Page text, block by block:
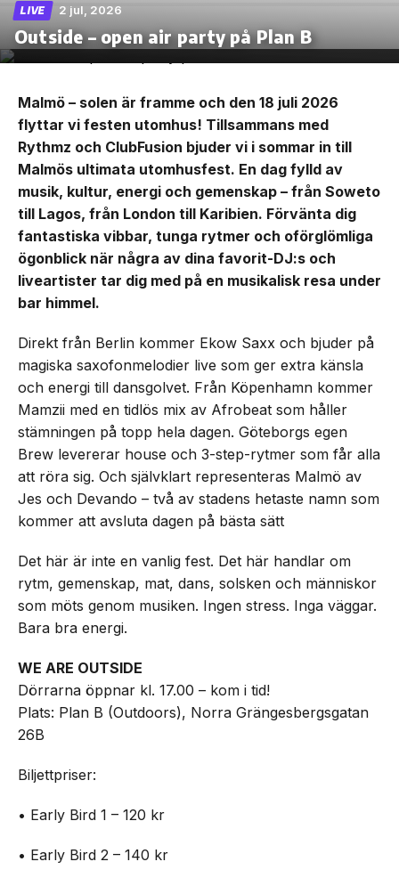
LIVE 2 jul, 2026
Outside – open air party på Plan B
Malmö – solen är framme och den 18 juli 2026
flyttar vi festen utomhus! Tillsammans med
Rythmz och ClubFusion bjuder vi i sommar in till
Malmös ultimata utomhusfest. En dag fylld av
musik, kultur, energi och gemenskap – från Soweto
till Lagos, från London till Karibien. Förvänta dig
fantastiska vibbar, tunga rytmer och oförglömliga
ögonblick när några av dina favorit-DJ:s och
liveartister tar dig med på en musikalisk resa under
bar himmel.
Direkt från Berlin kommer Ekow Saxx och bjuder på
magiska saxofonmelodier live som ger extra känsla
och energi till dansgolvet. Från Köpenhamn kommer
Mamzii med en tidlös mix av Afrobeat som håller
stämningen på topp hela dagen. Göteborgs egen
Brew levererar house och 3-step-rytmer som får alla
att röra sig. Och självklart representeras Malmö av
Jes och Devando – två av stadens hetaste namn som
kommer att avsluta dagen på bästa sätt
Det här är inte en vanlig fest. Det här handlar om
rytm, gemenskap, mat, dans, solsken och människor
som möts genom musiken. Ingen stress. Inga väggar.
Bara bra energi.
WE ARE OUTSIDE
Dörrarna öppnar kl. 17.00 – kom i tid!
Plats: Plan B (Outdoors), Norra Grängesbergsgatan
26B
Biljettpriser:
• Early Bird 1 – 120 kr
• Early Bird 2 – 140 kr